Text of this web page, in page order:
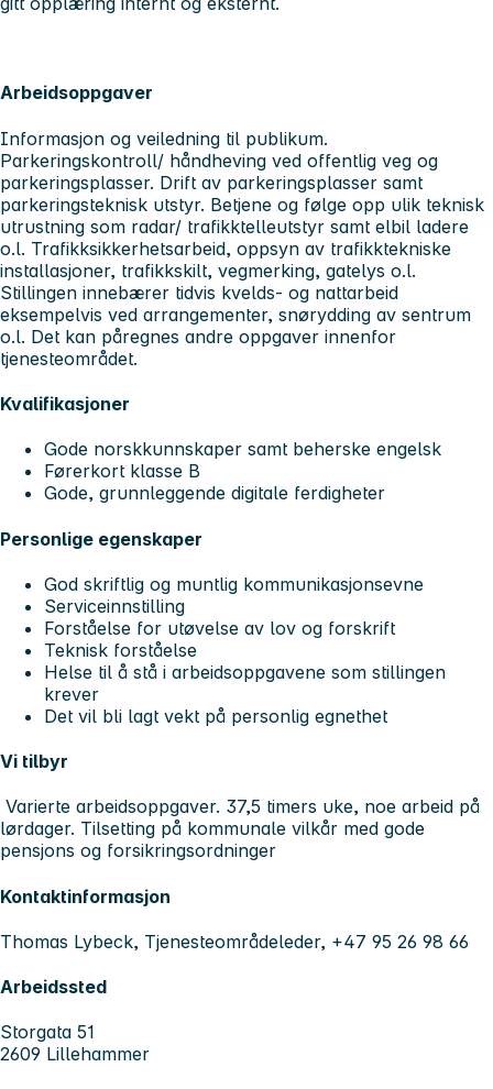
Arbeidsoppgaver
Informasjon og veiledning til publikum.
Parkeringskontroll/ håndheving ved offentlig veg og
parkeringsplasser. Drift av parkeringsplasser samt
parkeringsteknisk utstyr. Betjene og følge opp ulik teknisk
utrustning som radar/ trafikktelleutstyr samt elbil ladere
o.l. Trafikksikkerhetsarbeid, oppsyn av trafikktekniske
installasjoner, trafikkskilt, vegmerking, gatelys o.l.
Stillingen innebærer tidvis kvelds- og nattarbeid
eksempelvis ved arrangementer, snørydding av sentrum
o.l. Det kan påregnes andre oppgaver innenfor
tjenesteområdet.
Kvalifikasjoner
Gode norskkunnskaper samt beherske engelsk
Førerkort klasse B
Gode, grunnleggende digitale ferdigheter
Personlige egenskaper
God skriftlig og muntlig kommunikasjonsevne
Serviceinnstilling
Forståelse for utøvelse av lov og forskrift
Teknisk forståelse
Helse til å stå i arbeidsoppgavene som stillingen
krever
Det vil bli lagt vekt på personlig egnethet
Vi tilbyr
Varierte arbeidsoppgaver. 37,5 timers uke, noe arbeid på
lørdager. Tilsetting på kommunale vilkår med gode
pensjons og forsikringsordninger
Kontaktinformasjon
Thomas Lybeck, Tjenesteområdeleder, +47 95 26 98 66
Arbeidssted
Storgata 51
2609 Lillehammer